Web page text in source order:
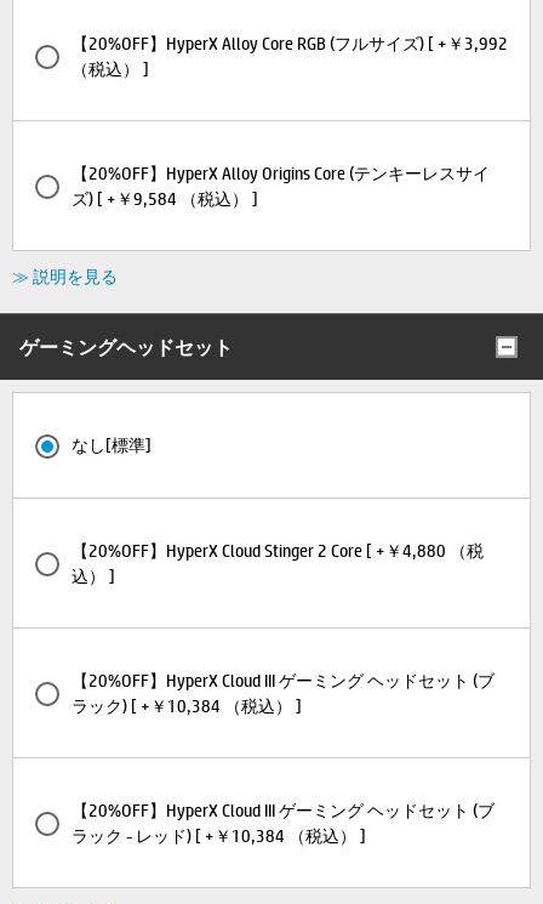
【20%OFF】HyperX Alloy Core RGB (フルサイズ) [ +￥3,992
（税込） ]
【20%OFF】HyperX Alloy Origins Core (テンキーレスサイ
ズ) [ +￥9,584 （税込） ]
≫ 説明を見る
ゲーミングヘッドセット
なし[標準]
【20%OFF】HyperX Cloud Stinger 2 Core [ +￥4,880 （税
込） ]
【20%OFF】HyperX Cloud III ゲーミング ヘッドセット (ブ
ラック) [ +￥10,384 （税込） ]
【20%OFF】HyperX Cloud III ゲーミング ヘッドセット (ブ
ラック - レッド) [ +￥10,384 （税込） ]